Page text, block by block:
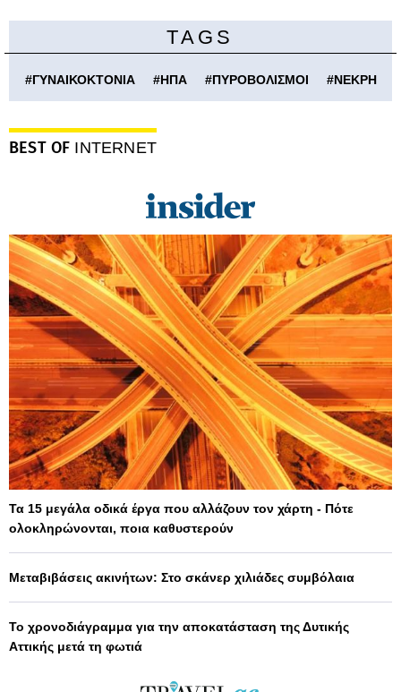
TAGS
#ΓΥΝΑΙΚΟΚΤΟΝΙΑ #ΗΠΑ #ΠΥΡΟΒΟΛΙΣΜΟΙ #ΝΕΚΡΗ
BEST OF INTERNET
Τα 15 μεγάλα οδικά έργα που αλλάζουν τον χάρτη - Πότε
ολοκληρώνονται, ποια καθυστερούν
Μεταβιβάσεις ακινήτων: Στο σκάνερ χιλιάδες συμβόλαια
Το χρονοδιάγραμμα για την αποκατάσταση της Δυτικής
Αττικής μετά τη φωτιά